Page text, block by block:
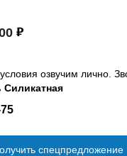
озвучим лично.
Силикатная
спецпредложение